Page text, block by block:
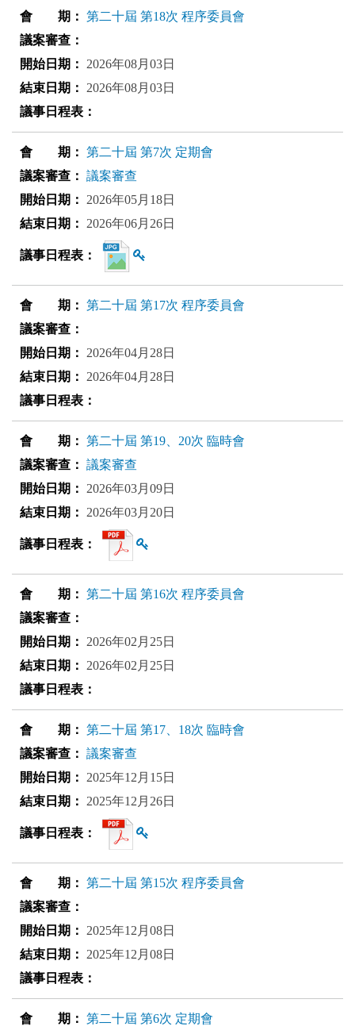
第二十屆 第18次 程序委員會
2026年08月03日
2026年08月03日
第二十屆 第7次 定期會
議案審查
2026年05月18日
2026年06月26日
查看雜湊值
第二十屆 第17次 程序委員會
2026年04月28日
2026年04月28日
第二十屆 第19、20次 臨時會
議案審查
2026年03月09日
2026年03月20日
第二十屆 第16次 程序委員會
2026年02月25日
2026年02月25日
第二十屆 第17、18次 臨時會
議案審查
2025年12月15日
2025年12月26日
第二十屆 第15次 程序委員會
2025年12月08日
2025年12月08日
第二十屆 第6次 定期會